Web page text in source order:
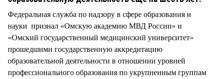
Федеральная служба по надзору в сфере образования и
науки признал «Омскую академию МВД России» и
«Омский государственный медицинский университет»
прошедшими государственную аккредитацию
образовательной деятельности в отношении уровней
профессионального образования по укрупненным группам